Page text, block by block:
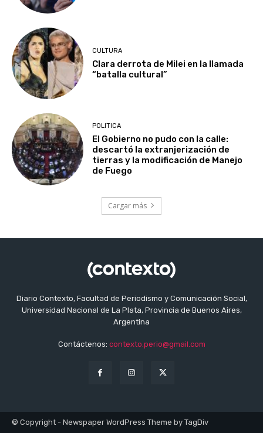
CULTURA
Clara derrota de Milei en la llamada
“batalla cultural”
POLITICA
El Gobierno no pudo con la calle:
descartó la extranjerización de
tierras y la modificación de Manejo
de Fuego
Cargar más
Diario Contexto, Facultad de Periodismo y Comunicación Social,
Universidad Nacional de La Plata, Provincia de Buenos Aires,
Argentina
Contáctenos: contexto.perio@gmail.com
© Copyright - Newspaper WordPress Theme by TagDiv